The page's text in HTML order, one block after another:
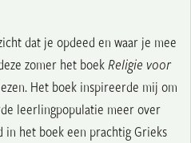
dat je opdeed en waar je mee
zomer het boekReligie voor
Het boek inspireerde mij om
leerlingpopulatie meer over
het boek een prachtig Grieks